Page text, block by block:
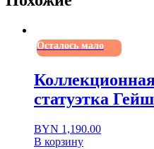
фарфор
фарфоровая_посуда
фарфороваяпосуда
Осталось мало
статуэтка
BYN 1,190.00
В корзину